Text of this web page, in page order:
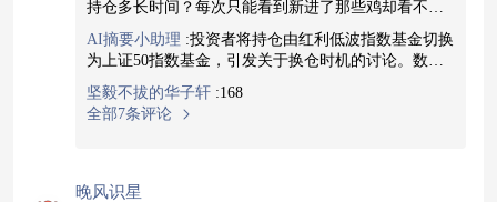
持仓多长时间？每次只能看到新进了那些鸡却看不到
减仓或清仓了哪些鸡，麻烦以后可不可以也捎带提一
下，感谢您的付出
AI摘要小助理 :投资者将持仓由红利低波指数基金切换
为上证50指数基金，引发关于换仓时机的讨论。数据
显示“慢一天换仓”长期并非更优，短期表现由市场随
机波动决定，策略成效需大量交易累计。投资者还加
仓生物医药板块及小微盘股基金，看好政策支持、业
坚毅不拔的华子轩 :168
全部7条评论
晚风识星